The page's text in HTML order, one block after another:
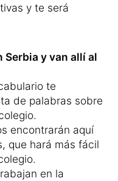
y te será
Serbia y van allí al
te
de palabras sobre
encontrarán aquí
que hará más fácil
en la